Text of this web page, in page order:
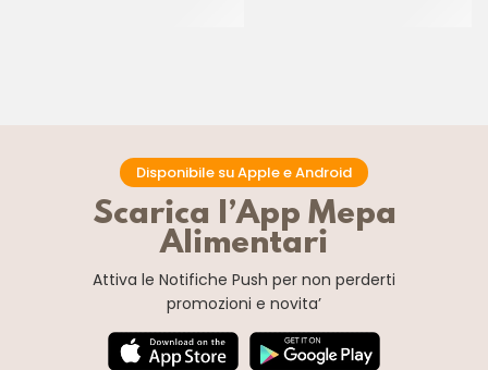
Disponibile su Apple e Android
Scarica l’App Mepa
Alimentari
Attiva le Notifiche Push per non perderti
promozioni e novita’